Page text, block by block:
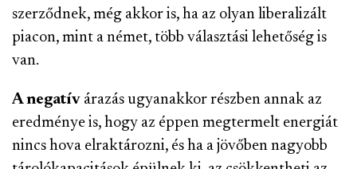
szerződnek, még akkor is, ha az olyan liberalizált
piacon, mint a német, több választási lehetőség is
van.
A negatív árazás ugyanakkor részben annak az
eredménye is, hogy az éppen megtermelt energiát
nincs hova elraktározni, és ha a jövőben nagyobb